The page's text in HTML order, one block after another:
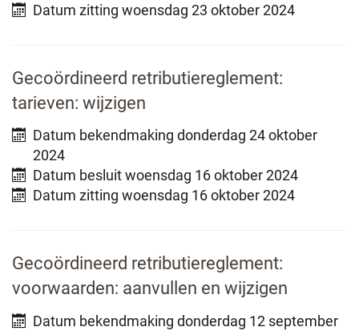
Datum zitting woensdag 23 oktober 2024
Gecoördineerd retributiereglement:
tarieven: wijzigen
Datum bekendmaking donderdag 24 oktober
2024
Datum besluitwoensdag 16 oktober 2024
Datum zitting woensdag 16 oktober 2024
Gecoördineerd retributiereglement:
voorwaarden: aanvullen en wijzigen
Datum bekendmaking donderdag 12 september